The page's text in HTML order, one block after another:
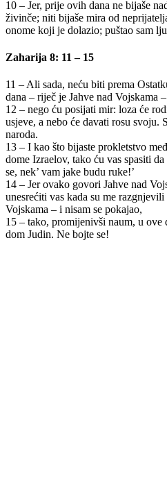
10 – Jer, prije ovih dana ne bijaše
živinče; niti bijaše mira od
onome koji je dolazio; puštao sam
Zaharija 8: 11 – 15
11 – Ali sada, neću biti prema
dana – riječ je Jahve nad Vojskama –
12 – nego ću posijati mir: loza će
usjeve, a nebo će davati rosu svoju.
naroda.
13 – I kao što bijaste prokletstvo
dome Izraelov, tako ću vas spasiti
se, nek’ vam jake budu ruke!’
14 – Jer ovako govori Jahve nad
unesrećiti vas kada su me
Vojskama – i nisam se pokajao,
15 – tako, promijenivši naum, u ove
dom Judin. Ne bojte se!